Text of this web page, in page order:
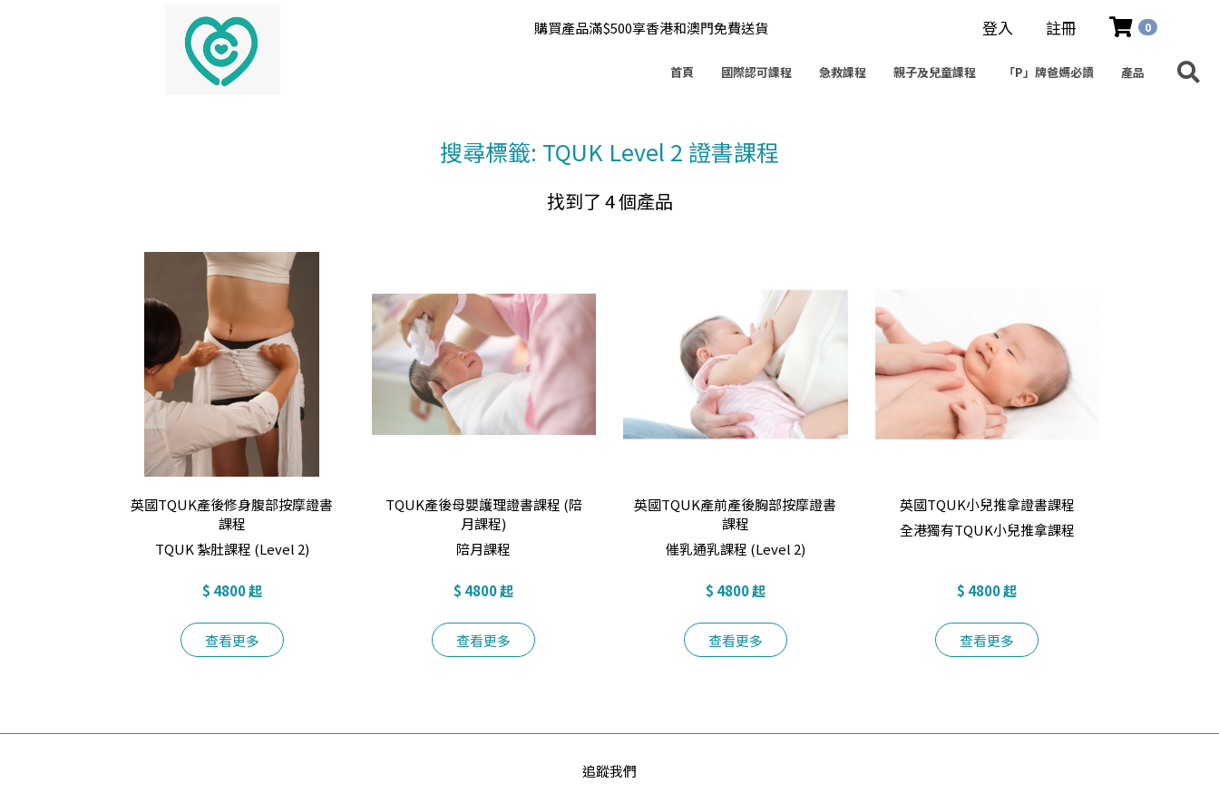
購買產品滿$500享香港和澳門免費送貨 登入 註冊 0
首頁 國際認可課程 急救課程 親子及兒童課程 「P」牌爸媽必讀 產品
搜尋標籤: TQUK Level 2 證書課程
找到了 4 個產品
英國TQUK產後修身腹部按摩證書
課程
TQUK 紮肚課程 (Level 2)
$ 4800 起
查看更多
TQUK產後母嬰護理證書課程 (陪
月課程)
陪月課程
$ 4800 起
查看更多
英國TQUK產前產後胸部按摩證書
課程
催乳通乳課程 (Level 2)
$ 4800 起
查看更多
英國TQUK小兒推拿證書課程
全港獨有TQUK小兒推拿課程
$ 4800 起
查看更多
追蹤我們